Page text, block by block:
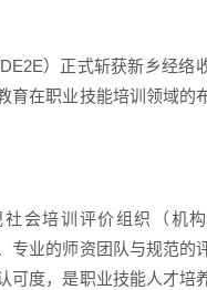
）正式斩获新乡经络
育在职业技能培训领域的
会培训评价组织（机构
业的师资团队与规范的
可度，是职业技能人才培